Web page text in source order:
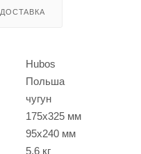
ДОСТАВКА
Hubos
Польша
чугун
175х325 мм
95х240 мм
5,6 кг